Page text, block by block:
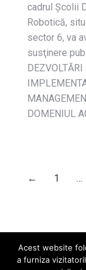
cadrul Școlii
Robotică,
sector 6, va
susţinere
DOMENIUL
← 1 …
Acest website
a furniza